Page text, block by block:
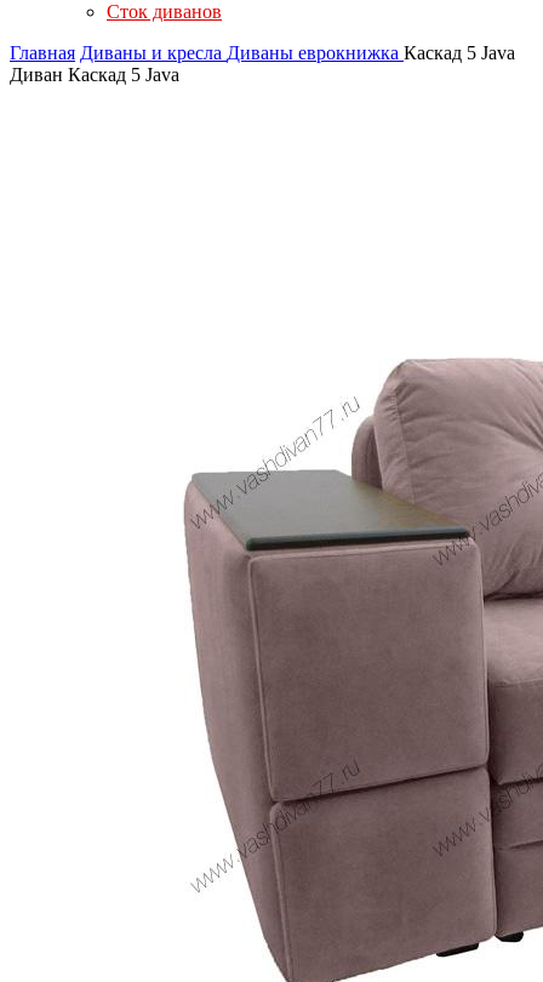
Сток диванов
Главная Диваны и кресла Диваны еврокнижка Каскад 5 Java
Диван Каскад 5 Java